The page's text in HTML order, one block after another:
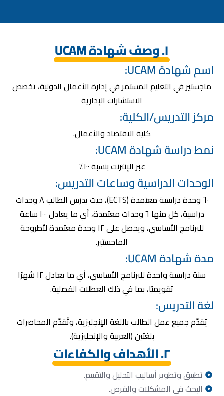
١. وصف شهادة UCAM
اسم شهادة UCAM:
ماجستير في التعليم المستمر في إدارة الأعمال الدولية، تخصص
الاستشارات الإدارية
مركز التدريس/الكلية:
كلية الاقتصاد والأعمال.
نمط دراسة شهادة UCAM:
عبر الإنترنت بنسبة ١٠٠٪
الوحدات الدراسية وساعات التدريس:
٦٠ وحدة دراسية معتمدة (ECTS)، حيث يدرس الطالب ٨ وحدات
دراسية، كل منها ٦ وحدات معتمدة، أي ما يعادل ١٠٠٠ ساعة
للبرنامج الأساسي، ويحصل على ١٢ وحدة معتمدة لأطروحة
الماجستير.
مدة شهادة UCAM:
سنة دراسية واحدة للبرنامج الأساسي، أي ما يعادل ١٢ شهرًا
تقويميًا، بما في ذلك العطلات الفصلية.
لغة التدريس:
يُقدَّم جميع عمل الطالب باللغة الإنجليزية، وتُقدَّم المحاضرات
بلغتين (العربية والإنجليزية).
٢. الأهداف والكفاءات
تطبيق وتطوير أساليب التحليل والتقييم.
البحث في المشكلات والفرص.